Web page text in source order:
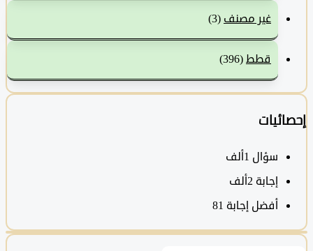
غير مصنف(3)
قطط (396)
سؤال1ألف
‫إجابة 2ألف
أفضل إجابة 81